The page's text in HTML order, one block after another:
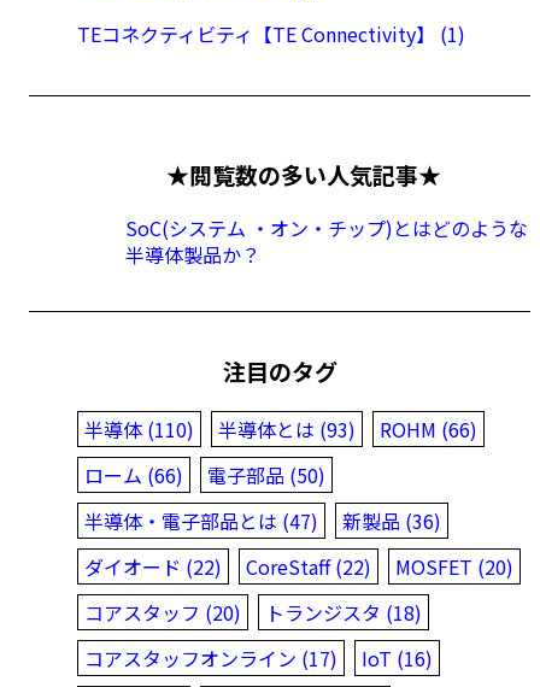
TEコネクティビティ【TE Connectivity】 (1)
★閲覧数の多い人気記事★
SoC(システム ・オン・チップ)とはどのような
半導体製品か？
注目のタグ
半導体 (110) 半導体とは (93)
ROHM (66)
ローム (66)
電子部品 (50)
半導体・電子部品とは (47)
新製品 (36)
ダイオード (22)
CoreStaff (22)
MOSFET (20)
コアスタッフ (20)
トランジスタ (18)
コアスタッフオンライン (17)
IoT (16)